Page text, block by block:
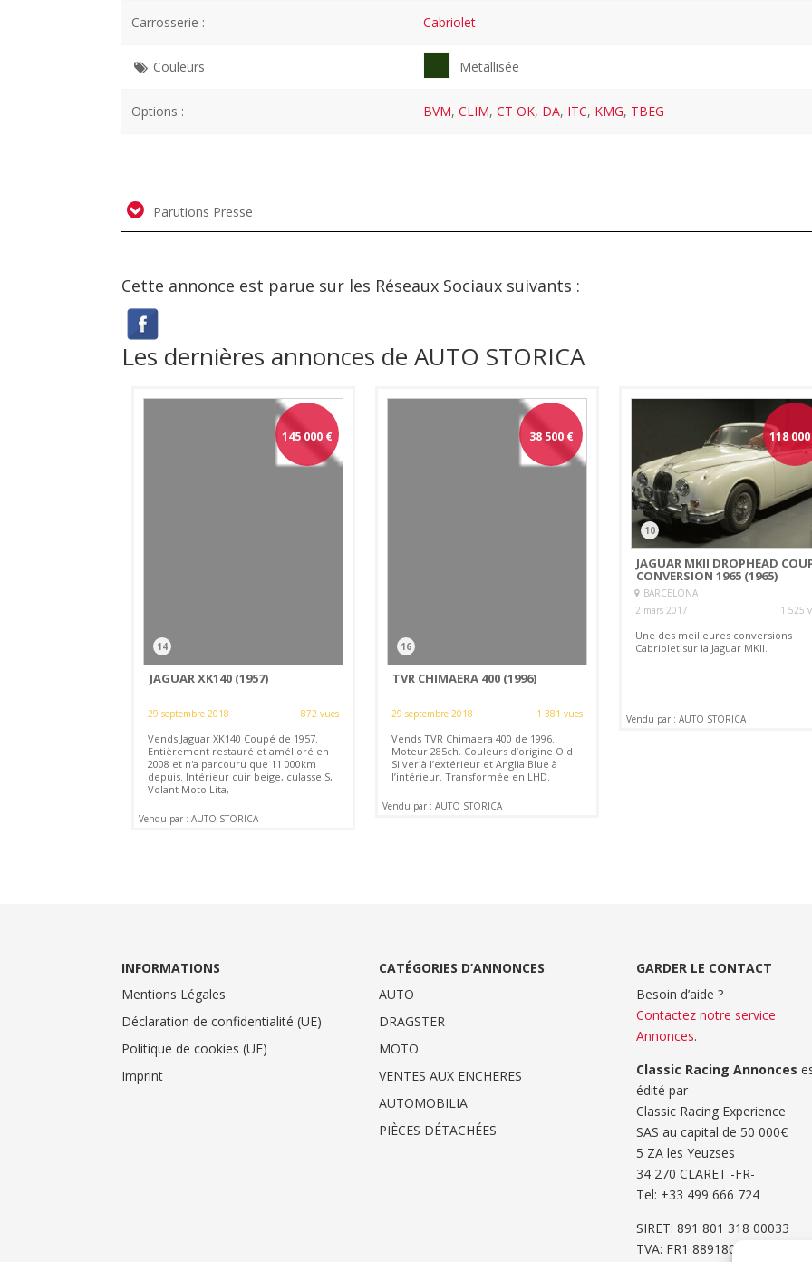
Carrosserie : Cabriolet
Couleurs Metallisée
Options : BVM,CLIM,CT OK, DA, ITC, KMG, TBEG
Parutions Presse
Cette annonce est parue sur les Réseaux Sociaux suivants :
Les dernières annonces de AUTO STORICA
145 000 €
14
JAGUAR XK140 (1957)
29 septembre 2018 872 vues
Vends Jaguar XK140 Coupé de 1957.
Entièrement restauré et amélioré en
2008 et n'a parcouru que 11 000km
depuis. Intérieur cuir beige, culasse S,
Volant Moto Lita,
Vendu par : AUTO STORICA
38 500€
16
TVR CHIMAERA 400 (1996)
29 septembre 2018 1 381 vues
Vends TVR Chimaera 400 de 1996.
Moteur 285ch. Couleurs d’origine Old
Silver à l’extérieur et Anglia Blue à
l’intérieur. Transformée en LHD.
Vendu par : AUTO STORICA
118 000
10
JAGUAR MKII DROPHEAD
CONVERSION 1965 (1965)
BARCELONA
2 mars 2017
1 525
Une des meilleures conversions
Cabriolet sur la Jaguar MKII.
Vendu par : AUTO STORICA
INFORMATIONS
Mentions Légales
Déclaration de confidentialité (UE)
Politique de cookies (UE)
Imprint
CATÉGORIES D’ANNONCES
AUTO
DRAGSTER
MOTO
VENTES AUX ENCHERES
AUTOMOBILIA
PIÈCES DÉTACHÉES
GARDER LE CONTACT
Besoin d’aide ?
Contactez notre service
Annonces.
Classic Racing Annonces
édité par
Classic Racing Experience
SAS au capital de 50 000€
5 ZA les Yeuzses
34 270 CLARET -FR-
Tel: ‭+33 499 666 724‬
SIRET: 891 801 318 00033
TVA: FR1 8891801318